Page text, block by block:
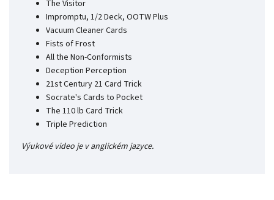
The Visitor
Impromptu, 1/2 Deck, OOTW Plus
Vacuum Cleaner Cards
Fists of Frost
All the Non-Conformists
Deception Perception
21st Century 21 Card Trick
Socrate's Cards to Pocket
The 110 lb Card Trick
Triple Prediction
Výukové video je v anglickém jazyce.